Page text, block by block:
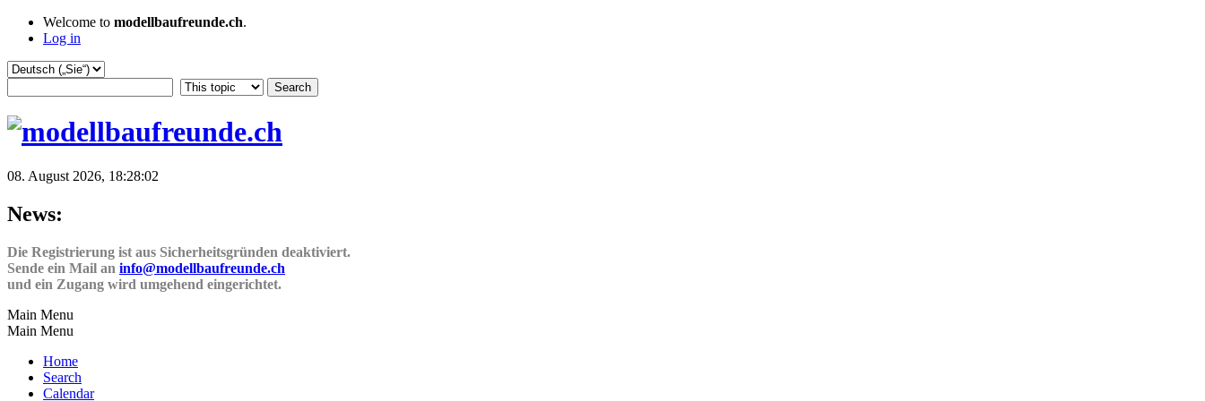
Welcome to modellbaufreunde.ch.
Log in
08. August 2026, 18:28:02
News:
Die Registrierung ist aus Sicherheitsgründen deaktiviert.
Sende ein Mail an info@modellbaufreunde.ch
und ein Zugang wird umgehend eingerichtet.
Main Menu
Main Menu
Home
Search
Calendar